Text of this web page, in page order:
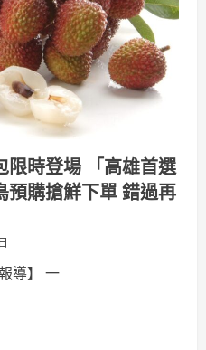
限時登場 「高雄首選
預購搶鮮下單 錯過再
導】 一